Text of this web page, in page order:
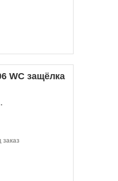
WC защёлка
заказ